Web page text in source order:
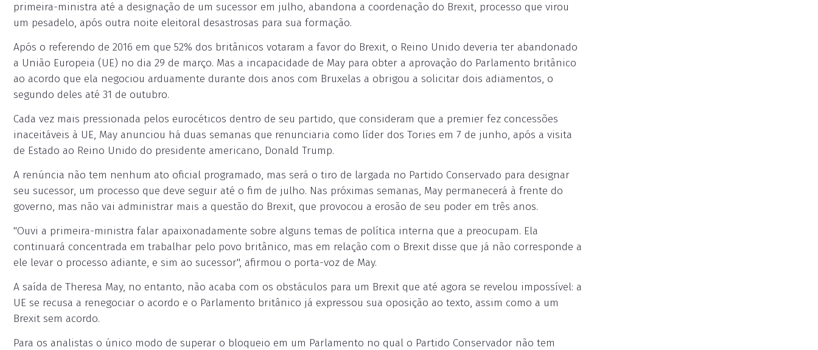
primeira-ministra até a designação de um sucessor em julho, abandona a coordenação do Brexit, processo que virou
um pesadelo, após outra noite eleitoral desastrosas para sua formação.
Após o referendo de 2016 em que 52% dos britânicos votaram a favor do Brexit, o Reino Unido deveria ter abandonado
a União Europeia (UE) no dia 29 de março. Mas a incapacidade de May para obter a aprovação do Parlamento britânico
ao acordo que ela negociou arduamente durante dois anos com Bruxelas a obrigou a solicitar dois adiamentos, o
segundo deles até 31 de outubro.
Cada vez mais pressionada pelos eurocéticos dentro de seu partido, que consideram que a premier fez concessões
inaceitáveis à UE, May anunciou há duas semanas que renunciaria como líder dos Tories em 7 de junho, após a visita
de Estado ao Reino Unido do presidente americano, Donald Trump.
A renúncia não tem nenhum ato oficial programado, mas será o tiro de largada no Partido Conservado para designar
seu sucessor, um processo que deve seguir até o fim de julho. Nas próximas semanas, May permanecerá à frente do
governo, mas não vai administrar mais a questão do Brexit, que provocou a erosão de seu poder em três anos.
"Ouvi a primeira-ministra falar apaixonadamente sobre alguns temas de política interna que a preocupam. Ela
continuará concentrada em trabalhar pelo povo britânico, mas em relação com o Brexit disse que já não corresponde a
ele levar o processo adiante, e sim ao sucessor", afirmou o porta-voz de May.
A saída de Theresa May, no entanto, não acaba com os obstáculos para um Brexit que até agora se revelou impossível: a
UE se recusa a renegociar o acordo e o Parlamento britânico já expressou sua oposição ao texto, assim como a um
Brexit sem acordo.
Para os analistas o único modo de superar o bloqueio em um Parlamento no qual o Partido Conservador não tem